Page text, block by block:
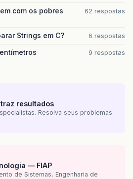
com os pobres
62 respostas
Strings em C? 6 respostas
9 respostas
resultados
Resolva seus problemas
— FIAP
de Sistemas, Engenharia de